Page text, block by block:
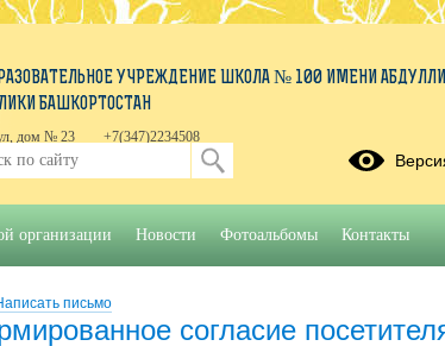
письмо
согласие
УЧРЕЖДЕНИЕ ШКОЛА № 100 ИМЕНИ
БАШКОРТОСТАН
дом № 23 +7(347)2234508
организации Новости Фотоальбомы Контакты